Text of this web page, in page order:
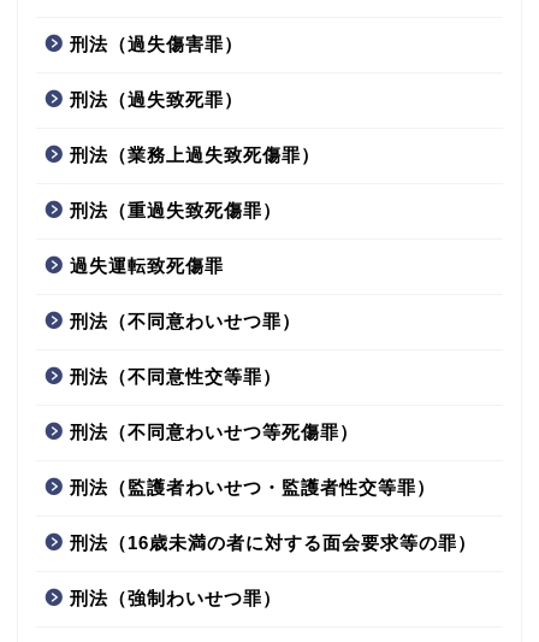
刑法（過失傷害罪）
刑法（過失致死罪）
刑法（業務上過失致死傷罪）
刑法（重過失致死傷罪）
過失運転致死傷罪
刑法（不同意わいせつ罪）
刑法（不同意性交等罪）
刑法（不同意わいせつ等死傷罪）
刑法（監護者わいせつ・監護者性交等罪）
刑法（16歳未満の者に対する面会要求等の罪）
刑法（強制わいせつ罪）